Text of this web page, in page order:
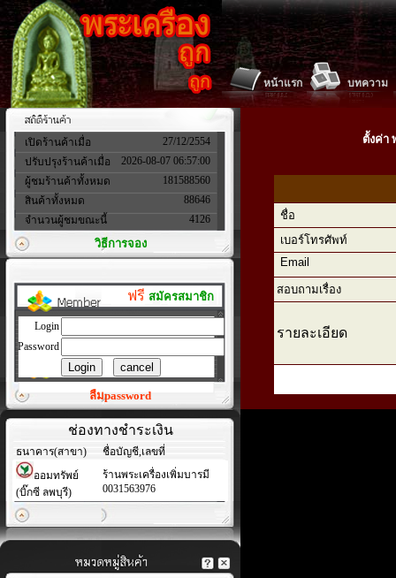
หน้าแรก บทความ
เปิดร้านค้าเมื่อ
27/12/2554
ปรับปรุงร้านค้าเมื่อ
2026-08-07 06:57:00
ผู้ชมร้านค้าทั้งหมด
181588560
สินค้าทั้งหมด
88646
จำนวนผู้ชมขณะนี้
4126
วิธีการจอง
ฟรี สมัครสมาชิก
Login
Password
ลืมpassword
ช่องทางชำระเงิน
ธนาคาร(สาขา)
ชื่อบัญชี,เลขที่
ออมทรัพย์
(บิ๊กซี ลพบุรี)
ร้านพระเครื่องเพิ่มบารมี
0031563976
ตั้งค่า
ชื่อ
เบอร์โทรศัพท์
Email
สอบถามเรื่อง
รายละเอียด